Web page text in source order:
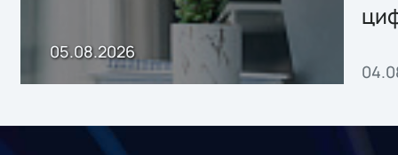
05.08.2026